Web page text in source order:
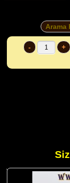
Arama
- +